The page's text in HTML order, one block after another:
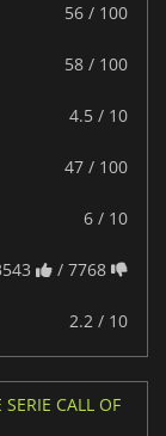
56 / 100
58 / 100
4.5 / 10
47 / 100
6 / 10
/ 7768
2.2 / 10
CALL OF